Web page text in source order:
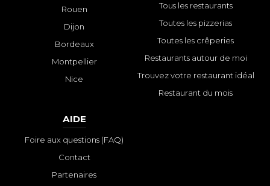
Rouen
Dijon
Bordeaux
Montpellier
Nice
Tous les restaurants
Toutes les pizzerias
Toutes les crêperies
Restaurants autour de moi
Trouvez votre restaurant idéal
Restaurant du mois
AIDE
Foire aux questions (FAQ)
Contact
Partenaires